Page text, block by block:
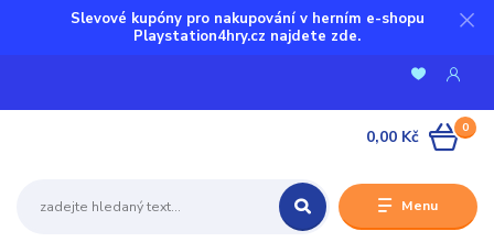
Slevové kupóny pro nakupování v herním e-shopu
Playstation4hry.cz najdete zde.
Menu
0
0,00 Kč